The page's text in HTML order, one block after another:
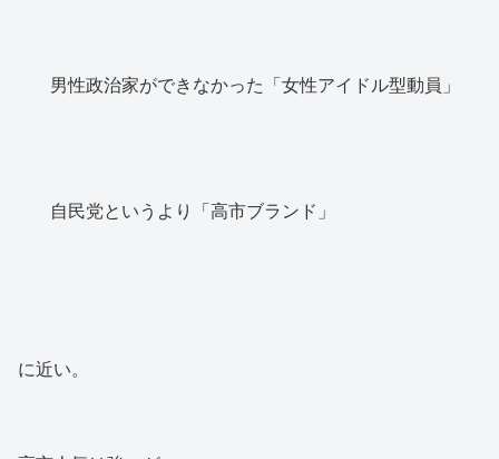
男性政治家ができなかった「女性アイドル型動員」
自民党というより「高市ブランド」
に近い。